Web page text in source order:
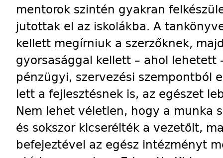
mentorok szintén gyakran
jutottak el az iskolákba. A
kellett megírniuk a szerzőknek,
gyorsasággal kellett – ahol lehetett
pénzügyi, szervezési szempontból
lett a fejlesztésnek is, az egészet
Nem lehet véletlen, hogy a munka
és sokszor kicserélték a vezetőit,
befejeztével az egész intézményt